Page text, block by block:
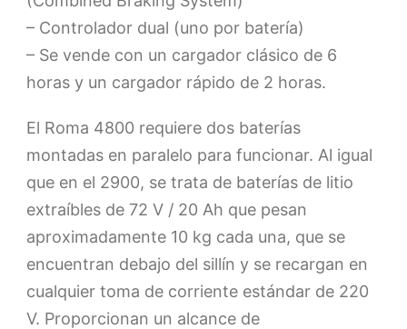
– Controlador dual (uno por batería)
– Se vende con un cargador clásico de 6
horas y un cargador rápido de 2 horas.
El Roma 4800 requiere dos baterías
montadas en paralelo para funcionar. Al igual
que en el 2900, se trata de baterías de litio
extraíbles de 72 V / 20 Ah que pesan
aproximadamente 10 kg cada una, que se
encuentran debajo del sillín y se recargan en
cualquier toma de corriente estándar de 220
V. Proporcionan un alcance de